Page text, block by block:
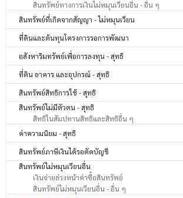
สินทรัพย์ทางการเงินไม่หมุนเวียนอื่น - อื่น ๆ
สินทรัพย์ที่เกิดจากสัญญา - ไม่หมุนเวียน
ที่ดินและต้นทุนโครงการรอการพัฒนา
อสังหาริมทรัพย์เพื่อการลงทุน - สุทธิ
ที่ดิน อาคาร และอุปกรณ์ - สุทธิ
สินทรัพย์สิทธิการใช้ - สุทธิ
สินทรัพย์ไม่มีตัวตน - สุทธิ
สิทธิในสัมปทานสิทธิและสิทธิอื่น ๆ
ค่าความนิยม - สุทธิ
สินทรัพย์ภาษีเงินได้รอตัดบัญชี
สินทรัพย์ไม่หมุนเวียนอื่น
เงินจ่ายล่วงหน้าค่าซื้อสินทรัพย์
สินทรัพย์ไม่หมุนเวียนอื่น - อื่น ๆ